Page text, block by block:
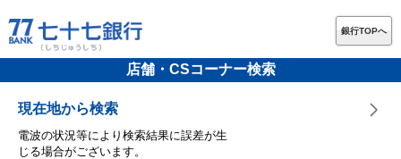
銀行TOPへ
店舗・CSコーナー検索
現在地から検索
電波の状況等により検索結果に誤差が生
じる場合がございます。